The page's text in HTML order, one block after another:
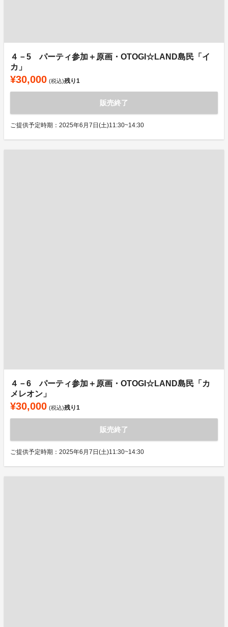
４－5 パーティ参加＋原画・OTOGI☆LAND島民「イ
カ」
¥30,000 (税込)残り1
販売終了
ご提供予定時期：2025年6月7日(土)11:30~14:30
４－6 パーティ参加＋原画・OTOGI☆LAND島民「カ
メレオン」
¥30,000 (税込)残り1
販売終了
ご提供予定時期：2025年6月7日(土)11:30~14:30